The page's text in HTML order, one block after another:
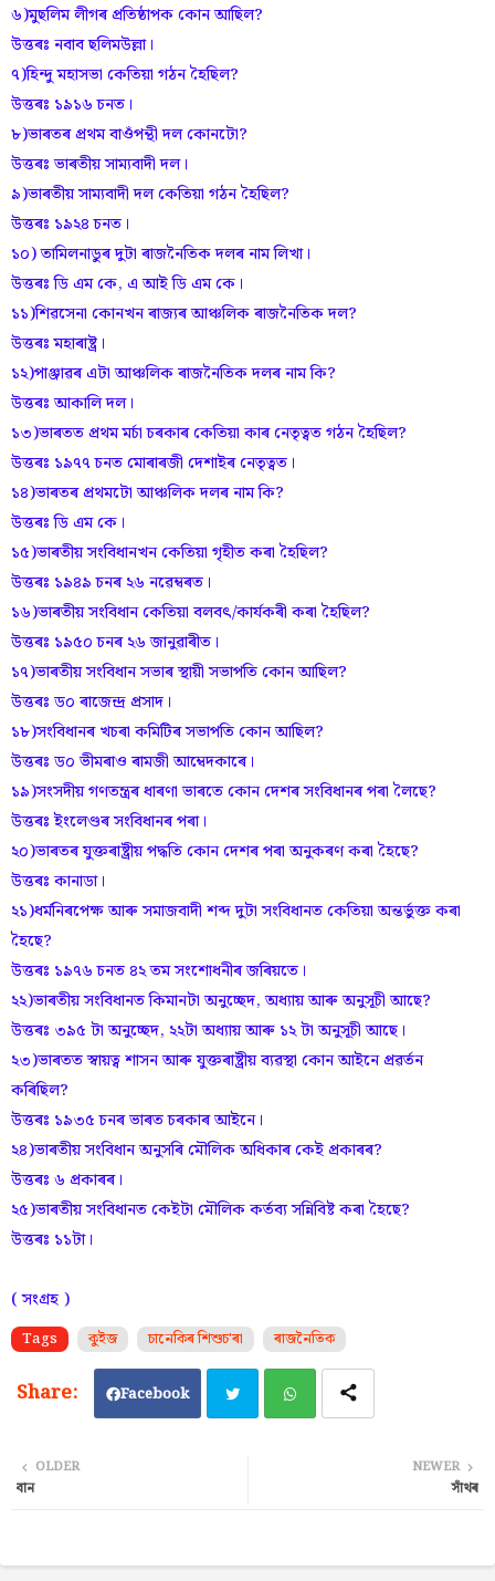
৬)মুছলিম লীগৰ প্ৰতিষ্ঠাপক কোন আছিল?
উত্তৰঃ নবাব ছলিমউল্লা।
৭)হিন্দু মহাসভা কেতিয়া গঠন হৈছিল?
উত্তৰঃ ১৯১৬ চনত।
৮)ভাৰতৰ প্ৰথম বাওঁপন্থী দল কোনটো?
উত্তৰঃ ভাৰতীয় সাম্যবাদী দল।
৯)ভাৰতীয় সাম্যবাদী দল কেতিয়া গঠন হৈছিল?
উত্তৰঃ ১৯২৪ চনত।
১০) তামিলনাডুৰ দুটা ৰাজনৈতিক দলৰ নাম লিখা।
উত্তৰঃ ডি এম কে, এ আই ডি এম কে।
১১)শিৱসেনা কোনখন ৰাজ্যৰ আঞ্চলিক ৰাজনৈতিক দল?
উত্তৰঃ মহাৰাষ্ট্ৰ।
১২)পাঞ্জাৱৰ এটা আঞ্চলিক ৰাজনৈতিক দলৰ নাম কি?
উত্তৰঃ আকালি দল।
১৩)ভাৰতত প্ৰথম মৰ্চা চৰকাৰ কেতিয়া কাৰ নেতৃত্বত গঠন হৈছিল?
উত্তৰঃ ১৯৭৭ চনত মোৰাৰজী দেশাইৰ নেতৃত্বত।
১৪)ভাৰতৰ প্ৰথমটো আঞ্চলিক দলৰ নাম কি?
উত্তৰঃ ডি এম কে।
১৫)ভাৰতীয় সংবিধানখন কেতিয়া গৃহীত কৰা হৈছিল?
উত্তৰঃ ১৯৪৯ চনৰ ২৬ নৱেম্বৰত।
১৬)ভাৰতীয় সংবিধান কেতিয়া বলবৎ/কাৰ্যকৰী কৰা হৈছিল?
উত্তৰঃ ১৯৫০ চনৰ ২৬ জানুৱাৰীত।
১৭)ভাৰতীয় সংবিধান সভাৰ স্থায়ী সভাপতি কোন আছিল?
উত্তৰঃ ড০ ৰাজেন্দ্ৰ প্ৰসাদ।
১৮)সংবিধানৰ খচৰা কমিটিৰ সভাপতি কোন আছিল?
উত্তৰঃ ড০ ভীমৰাও ৰামজী আম্বেদকাৰে।
১৯)সংসদীয় গণতন্ত্ৰৰ ধাৰণা ভাৰতে কোন দেশৰ সংবিধানৰ পৰা লৈছে?
উত্তৰঃ ইংলেণ্ডৰ সংবিধানৰ পৰা।
২০)ভাৰতৰ যুক্তৰাষ্ট্ৰীয় পদ্ধতি কোন দেশৰ পৰা অনুকৰণ কৰা হৈছে?
উত্তৰঃ কানাডা।
২১)ধৰ্মনিৰপেক্ষ আৰু সমাজবাদী শব্দ দুটা সংবিধানত কেতিয়া অন্তৰ্ভুক্ত কৰা
হৈছে?
উত্তৰঃ ১৯৭৬ চনত ৪২ তম সংশোধনীৰ জৰিয়তে।
২২)ভাৰতীয় সংবিধানত কিমানটা অনুচ্ছেদ, অধ্যায় আৰু অনুসূচী আছে?
উত্তৰঃ ৩৯৫ টা অনুচ্ছেদ, ২২টা অধ্যায় আৰু ১২ টা অনুসূচী আছে।
২৩)ভাৰতত স্বায়ত্ব শাসন আৰু যুক্তৰাষ্ট্ৰীয় ব্যৱস্থা কোন আইনে প্ৰৱৰ্তন
কৰিছিল?
উত্তৰঃ ১৯৩৫ চনৰ ভাৰত চৰকাৰ আইনে।
২৪)ভাৰতীয় সংবিধান অনুসৰি মৌলিক অধিকাৰ কেই প্ৰকাৰৰ?
উত্তৰঃ ৬ প্ৰকাৰৰ।
২৫)ভাৰতীয় সংবিধানত কেইটা মৌলিক কৰ্তব্য সন্নিবিষ্ট কৰা হৈছে?
উত্তৰঃ ১১টা।
( সংগ্ৰহ )
Tags কুইজ চানেকিৰ শিশুচ'ৰা ৰাজনৈতিক
Facebook
NEWER
সাঁথৰ
OLDER
বান